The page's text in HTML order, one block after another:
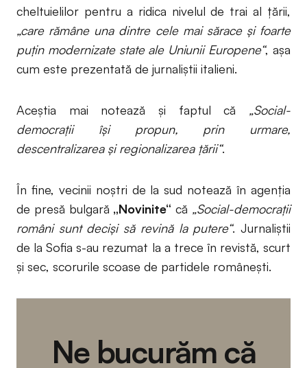
cheltuielilor pentru a ridica nivelul de trai al țării,
„care rămâne una dintre cele mai sărace și foarte
puțin modernizate state ale Uniunii Europene“, așa
cum este prezentată de jurnaliștii italieni.
Aceștia mai notează și faptul că „Social-
democrații își propun, prin urmare,
descentralizarea și regionalizarea țării“.
În fine, vecinii noștri de la sud notează în agenția
de presă bulgară „Novinite“ că „Social-democrații
români sunt deciși să revină la putere“. Jurnaliștii
de la Sofia s-au rezumat la a trece în revistă, scurt
și sec, scorurile scoase de partidele românești.
Ne bucurăm că